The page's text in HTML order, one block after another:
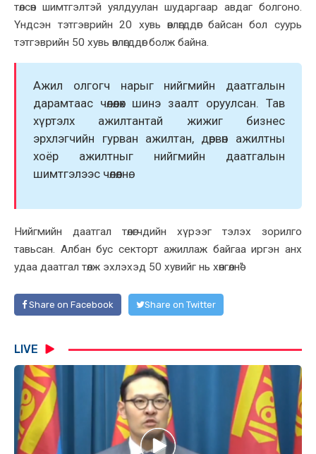
төлсөн шимтгэлтэй уялдуулан шударгаар авдаг болгоно.
Үндсэн тэтгэврийн 20 хувь өвлөгддөг байсан бол суурь
тэтгэврийн 50 хувь өвлөгддөг болж байна.
Ажил олгогч нарыг нийгмийн даатгалын
дарамтаас чөлөөлөх шинэ заалт оруулсан. Тав
хүртэлх ажилтантай жижиг бизнес
эрхлэгчийн гурван ажилтан, дөрвөн ажилтны
хоёр ажилтныг нийгмийн даатгалын
шимтгэлээс чөлөөлнө.
Нийгмийн даатгал төлөгчдийн хүрээг тэлэх зорилго
тавьсан. Албан бус секторт ажиллаж байгаа иргэн анх
удаа даатгал төлж эхлэхэд 50 хувийг нь хөнгөлнө"
Share on Facebook Share on Twitter
LIVE